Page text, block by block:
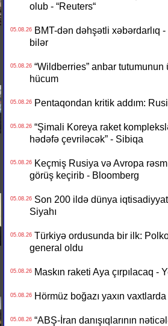
olub - “Reuters“
05.08.26BMT-dən dəhşətli xəbərdarlıq
bilər
05.08.26“Wildberries” anbar tutumunun
hücum
05.08.26Pentaqondan kritik addım:
05.08.26“Şimali Koreya raket
hədəfə çevriləcək” - Sibiqa
05.08.26Keçmiş Rusiya və Avropa
görüş keçirib - Bloomberg
05.08.26Son 200 ildə dünya
Siyahı
05.08.26Türkiyə ordusunda bir ilk:
general oldu
05.08.26Maskın raketi Aya çırpılacaq -
05.08.26Hörmüz boğazı yaxın
05.08.26“ABŞ-İran danışıqlarının